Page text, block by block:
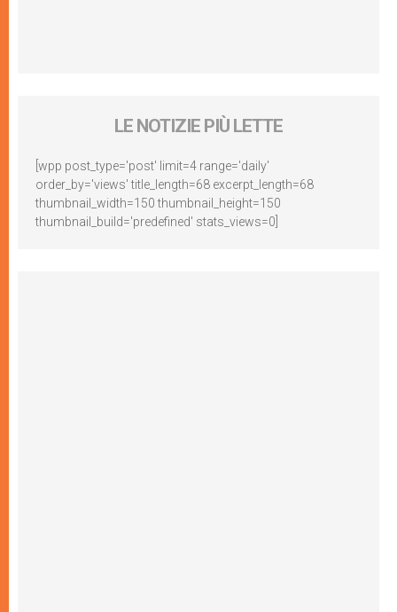
LE NOTIZIE PIÙ LETTE
[wpp post_type='post' limit=4 range='daily'
order_by='views' title_length=68 excerpt_length=68
thumbnail_width=150 thumbnail_height=150
thumbnail_build='predefined' stats_views=0]